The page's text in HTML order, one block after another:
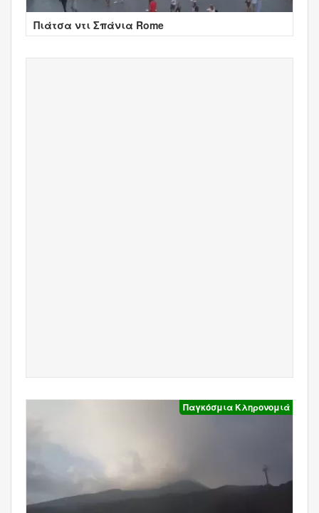
Πιάτσα ντι Σπάνια Rome
Παγκόσμια Κληρονομιά